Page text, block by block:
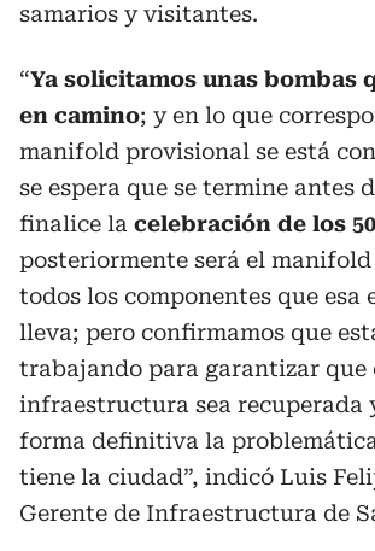
samarios y visitantes.
“Ya solicitamos unas bombas
en camino; y en lo que
manifold provisional se está
se espera que se termine antes
finalice la celebración de los
posteriormente será el
todos los componentes que esa
lleva; pero confirmamos que
trabajando para garantizar que
infraestructura sea recuperada
forma definitiva la
tiene la ciudad”, indicó Luis
Gerente de Infraestructura de